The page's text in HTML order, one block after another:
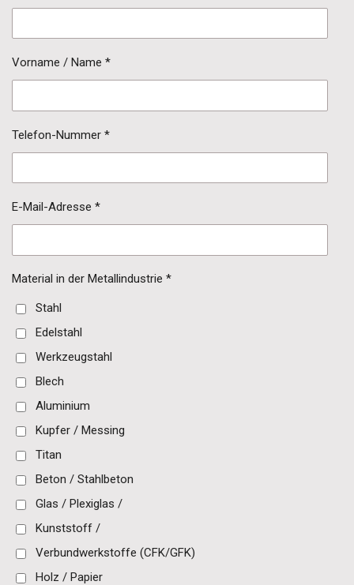
Vorname / Name *
Telefon-Nummer *
E-Mail-Adresse *
Material in der Metallindustrie *
Stahl
Edelstahl
Werkzeugstahl
Blech
Aluminium
Kupfer / Messing
Titan
Beton / Stahlbeton
Glas / Plexiglas /
Kunststoff /
Verbundwerkstoffe (CFK/GFK)
Holz / Papier